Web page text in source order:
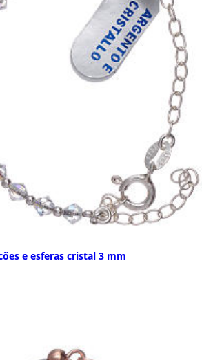
e esferas cristal 3 mm